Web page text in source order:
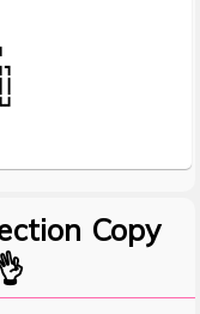
Copy